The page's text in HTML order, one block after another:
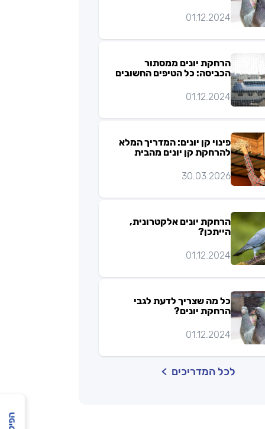
01.12.2024
הרחקת יונים ממסתור
הכביסה: כל הטיפים החשובים
01.12.2024
פינוי קן יונים: המדריך המלא
להרחקת קן יונים מהבית
30.03.2026
הרחקת יונים אלקטרונית,
הייתכן?
01.12.2024
כל מה שצריך לדעת לגבי
הרחקת יונים?
01.12.2024
לכל המדריכים